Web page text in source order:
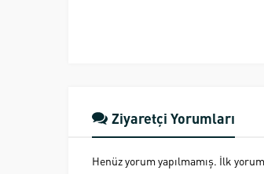
Ziyaretçi Yorumları
Henüz yorum yapılmamış. İlk